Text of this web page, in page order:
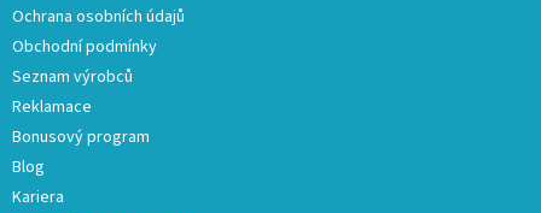
Ochrana osobních údajů
Obchodní podmínky
Seznam výrobců
Reklamace
Bonusový program
Blog
Kariera